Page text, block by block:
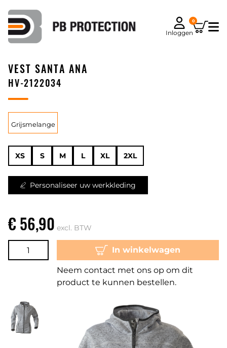
Inloggen
0
VEST SANTA ANA
HV-2122034
Grijsmelange
XS S M L XL 2XL
Personaliseer uw werkkleding
€ 56,90 excl. BTW
In winkelwagen
Neem contact met ons op om dit
product te kunnen bestellen.